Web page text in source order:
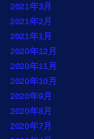
2021年3月
2021年2月
2021年1月
2020年12月
2020年11月
2020年10月
2020年9月
2020年8月
2020年7月